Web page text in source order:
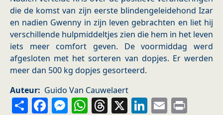
die de komst van zijn eerste blindengeleidehond Izar
en nadien Gwenny in zijn leven gebrachten en liet hij
verschillende hulpmiddeltjes zien die hem in het leven
iets meer comfort geven. De voormiddag werd
afgesloten met het sorteren van dopjes. Er werden
meer dan 500 kg dopjes gesorteerd.
Auteur
Guido Van Cauwelaert
ShareFacebook
Messenger
WhatsApp
Threads
X LinkedIn
Email